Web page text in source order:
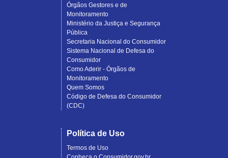
Órgãos Gestores e de
Monitoramento
Ministério da Justiça e Segurança
Pública
Secretaria Nacional do Consumidor
Sistema Nacional de Defesa do
Consumidor
Como Aderir - Órgãos de
Monitoramento
Quem Somos
Código de Defesa do Consumidor
(CDC)
Política de Uso
Termos de Uso